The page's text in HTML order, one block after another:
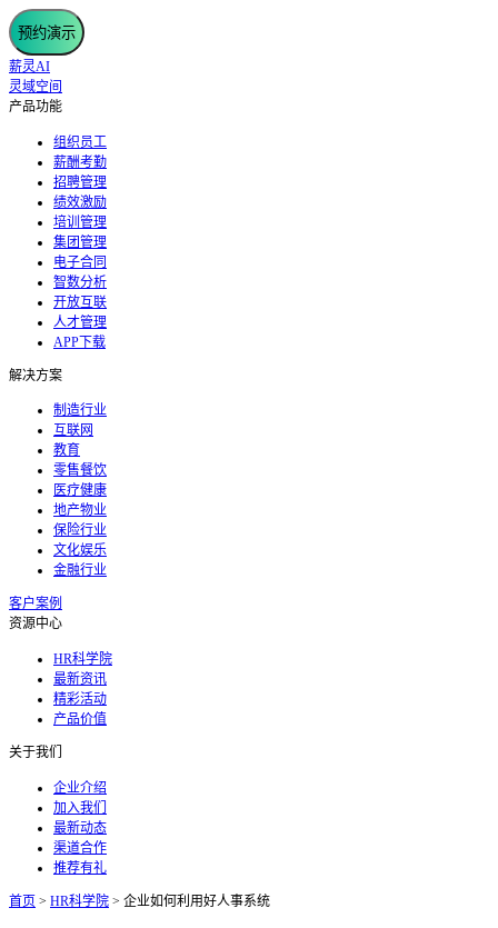
预约演示
薪灵AI
灵域空间
产品功能
组织员工
薪酬考勤
招聘管理
绩效激励
培训管理
集团管理
电子合同
智数分析
开放互联
人才管理
APP下载
解决方案
制造行业
互联网
教育
零售餐饮
医疗健康
地产物业
保险行业
文化娱乐
金融行业
客户案例
资源中心
HR科学院
最新资讯
精彩活动
产品价值
关于我们
企业介绍
加入我们
最新动态
渠道合作
推荐有礼
首页 > HR科学院 > 企业如何利用好人事系统